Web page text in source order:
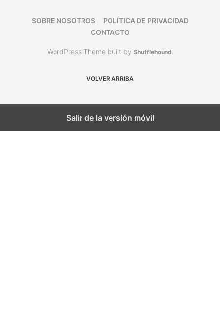
SOBRE NOSOTROS
POLÍTICA DE PRIVACIDAD
CONTACTO
WordPress Theme built by Shufflehound.
VOLVER ARRIBA
Salir de la versión móvil